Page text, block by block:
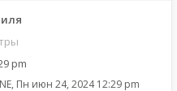
pm
, Пн июн 24, 2024 12:29 pm